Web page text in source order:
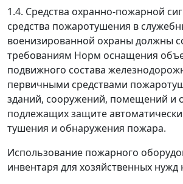
1.4. Средства охранно-пожарной
средства пожаротушения в
военизированной охраны должны
требованиям Норм оснащения
подвижного состава
первичными средствами
зданий, сооружений, помещений и
подлежащих защите
тушения и обнаружения пожара.
Использование пожарного
инвентаря для хозяйственных нужд